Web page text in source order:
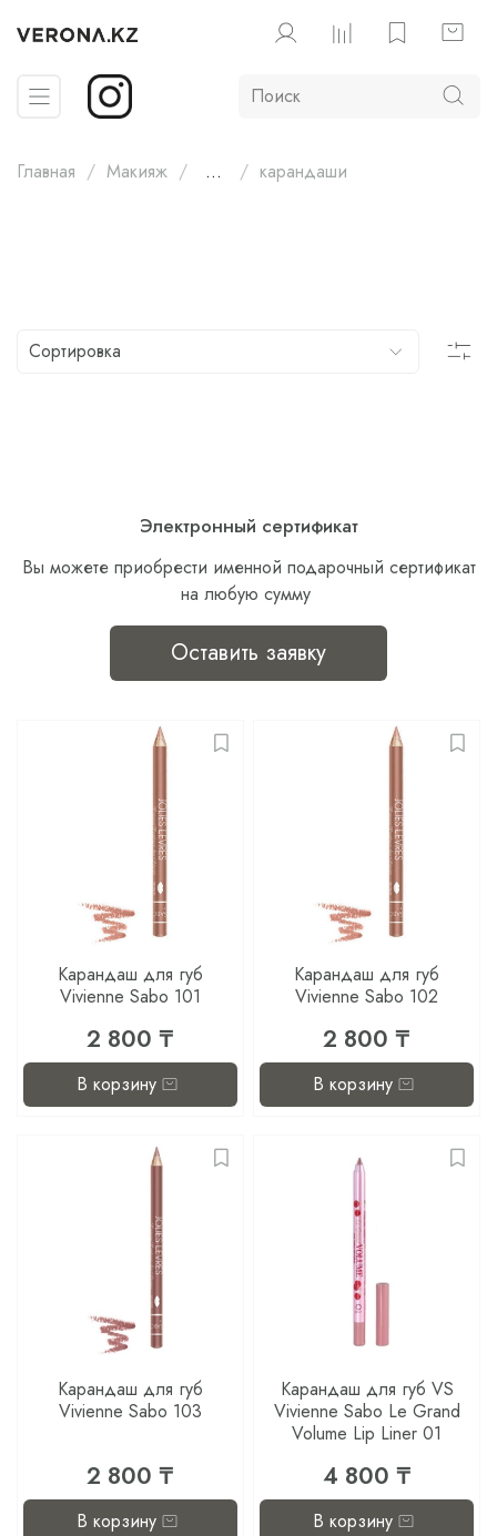
Главная Макияж ... карандаши
Электронный сертификат
Вы можете приобрести именной подарочный сертификат
на любую сумму
Оставить заявку
Карандаш для губ
Vivienne Sabo 101
2 800 ₸
В корзину
Карандаш для губ
Vivienne Sabo 102
2 800 ₸
В корзину
Карандаш для губ
Vivienne Sabo 103
2 800 ₸
В корзину
Карандаш для губ VS
Vivienne Sabo Le Grand
Volume Lip Liner 01
4 800 ₸
В корзину